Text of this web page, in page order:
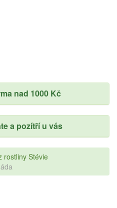
nad 1000 Kč
a pozítří u vás
rostliny Stévie